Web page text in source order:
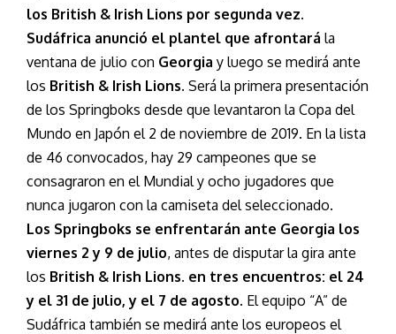
los British & Irish Lions por segunda vez.
Sudáfrica anunció el plantel que afrontará la
ventana de julio con Georgia y luego se medirá ante
los British & Irish Lions. Será la primera presentación
de los Springboks desde que levantaron la Copa del
Mundo en Japón el 2 de noviembre de 2019. En la lista
de 46 convocados, hay 29 campeones que se
consagraron en el Mundial y ocho jugadores que
nunca jugaron con la camiseta del seleccionado.
Los Springboks se enfrentarán ante Georgia los
viernes 2 y 9 de julio, antes de disputar la gira ante
los British & Irish Lions. en tres encuentros: el 24
y el 31 de julio, y el 7 de agosto. El equipo “A” de
Sudáfrica también se medirá ante los europeos el